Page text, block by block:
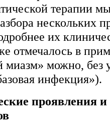
терапии
нескольких
их
отмечалось в
миазм» можно, без
инфекция»).
проявления и